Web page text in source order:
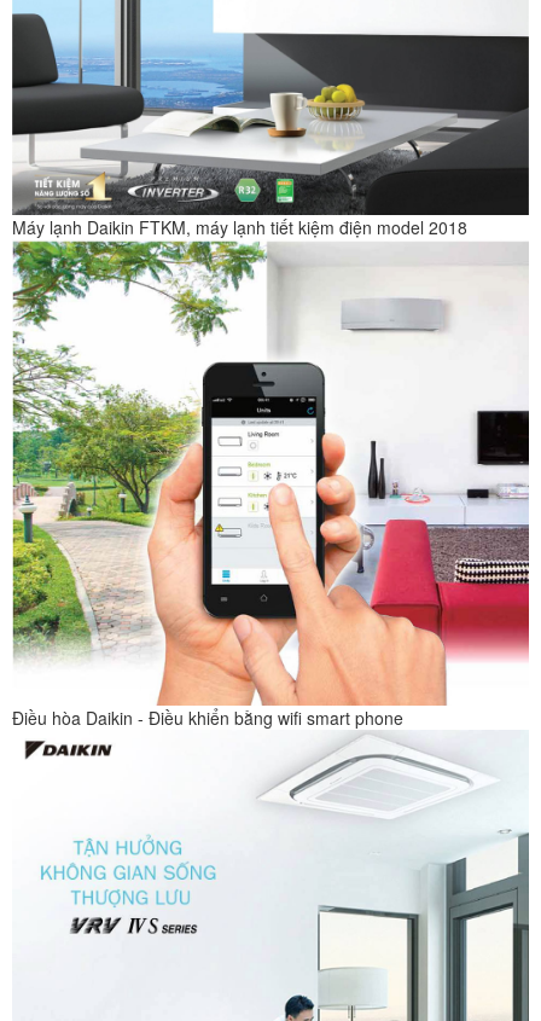
Máy lạnh Daikin FTKM, máy lạnh tiết kiệm điện model 2018
Điều hòa Daikin - Điều khiển bằng wifi smart phone